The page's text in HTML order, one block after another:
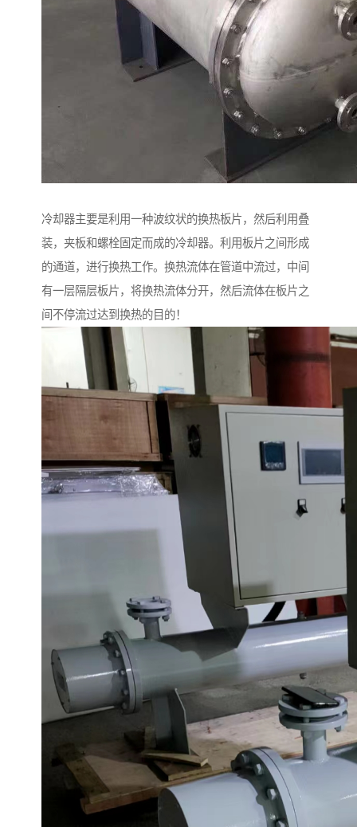
冷却器主要是利用一种波纹状的换热板片，然后利用叠
装，夹板和螺栓固定而成的冷却器。利用板片之间形成
的通道，进行换热工作。换热流体在管道中流过，中间
有一层隔层板片，将换热流体分开，然后流体在板片之
间不停流过达到换热的目的！